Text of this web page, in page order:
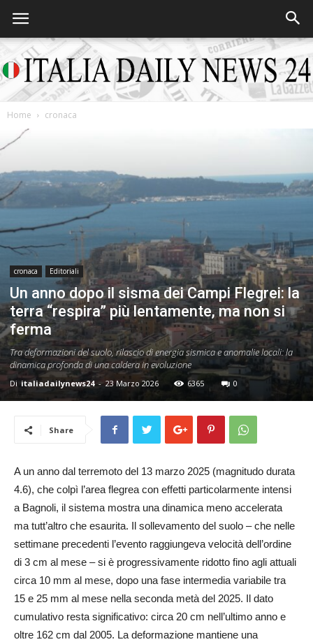
Daily
News
24
Home cronaca
cronaca Editoriali
Un anno dopo il sisma dei Campi Flegrei: la
terra “respira” più lentamente, ma non si
ferma
Tra deformazioni del suolo, rilascio di energia sismica e anomalie locali: la
dinamica profonda di una caldera in evoluzione
Di italiadailynews24 - 23 Marzo 2026 6365 0
Share
A un anno dal terremoto del 13 marzo 2025 (magnitudo durata
4.6), che colpì l’area flegrea con effetti particolarmente intensi
a Bagnoli, il sistema mostra una dinamica meno accelerata
ma tutt’altro che esaurita. Il sollevamento del suolo – che nelle
settimane precedenti l’evento raggiungeva velocità dell’ordine
di 3 cm al mese – si è progressivamente ridotto fino agli attuali
circa 10 mm al mese, dopo una fase intermedia variabile tra
15 e 25 mm al mese nella seconda metà del 2025. Il dato
cumulativo resta significativo: circa 20 cm nell’ultimo anno e
oltre 162 cm dal 2005. La deformazione mantiene una